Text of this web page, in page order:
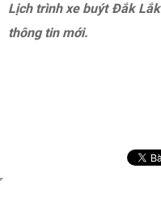
Lịch trình xe buýt Đắk
thông tin mới.